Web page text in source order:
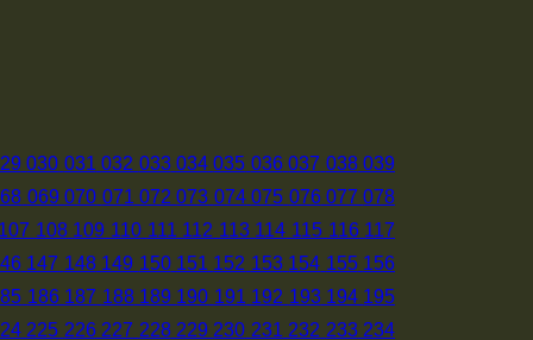
030 031 032 033 034 035 036 037 038 039
069 070 071 072 073 074 075 076 077 078
107 108 109 110 111 112 113 114 115 116 117
147 148 149 150 151 152 153 154 155 156
186 187 188 189 190 191 192 193 194 195
225 226 227 228 229 230 231 232 233 234